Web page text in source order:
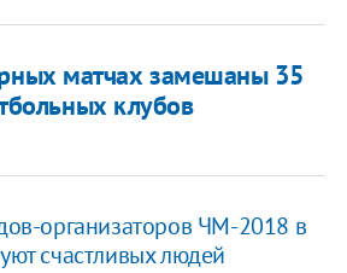
матчах замешаны 35
клубов
организаторов ЧМ-2018 в
счастливых людей